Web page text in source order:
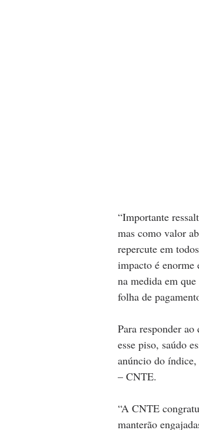
“Importante
mas como valor
repercute em
impacto é enorme
na medida em que
folha de
Para responder
esse piso, saúdo
anúncio do índice,
– CNTE.
“A CNTE
manterão